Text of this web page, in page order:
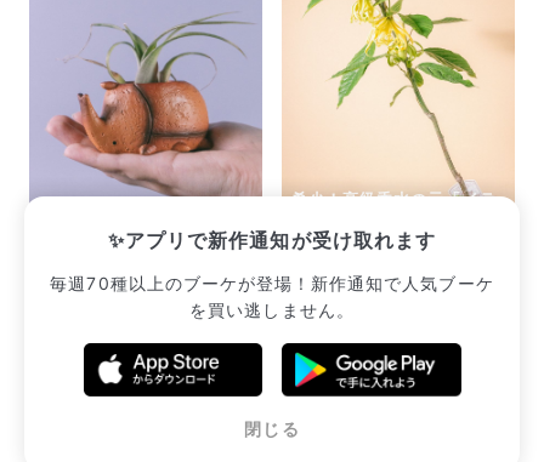
✨アプリで新作通知が受け取れます
毎週70種以上のブーケが登場！新作通知で人気ブーケ
を買い逃しません。
閉じる
希少！高級香水の元「イラ
¥7,007
販売中のブーケ一覧へ